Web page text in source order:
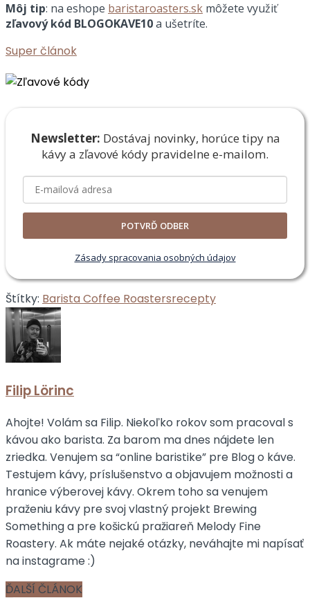
Môj tip: na eshope baristaroasters.sk môžete využiť
zľavový kód BLOGOKAVE10a ušetríte.
Super článok
Newsletter: Dostávaj novinky, horúce tipy na
kávy a zľavové kódy pravidelne e-mailom.
POTVRĎ ODBER
Zásady spracovania osobných údajov
Štítky: Barista Coffee Roastersrecepty
Filip Lörinc
Ahojte! Volám sa Filip. Niekoľko rokov som pracoval s
kávou ako barista. Za barom ma dnes nájdete len
zriedka. Venujem sa “online baristike” pre Blog o káve.
Testujem kávy, príslušenstvo a objavujem možnosti a
hranice výberovej kávy. Okrem toho sa venujem
praženiu kávy pre svoj vlastný projekt Brewing
Something a pre košickú pražiareň Melody Fine
Roastery. Ak máte nejaké otázky, neváhajte mi napísať
na instagrame :)
ĎALŠÍ ČLÁNOK